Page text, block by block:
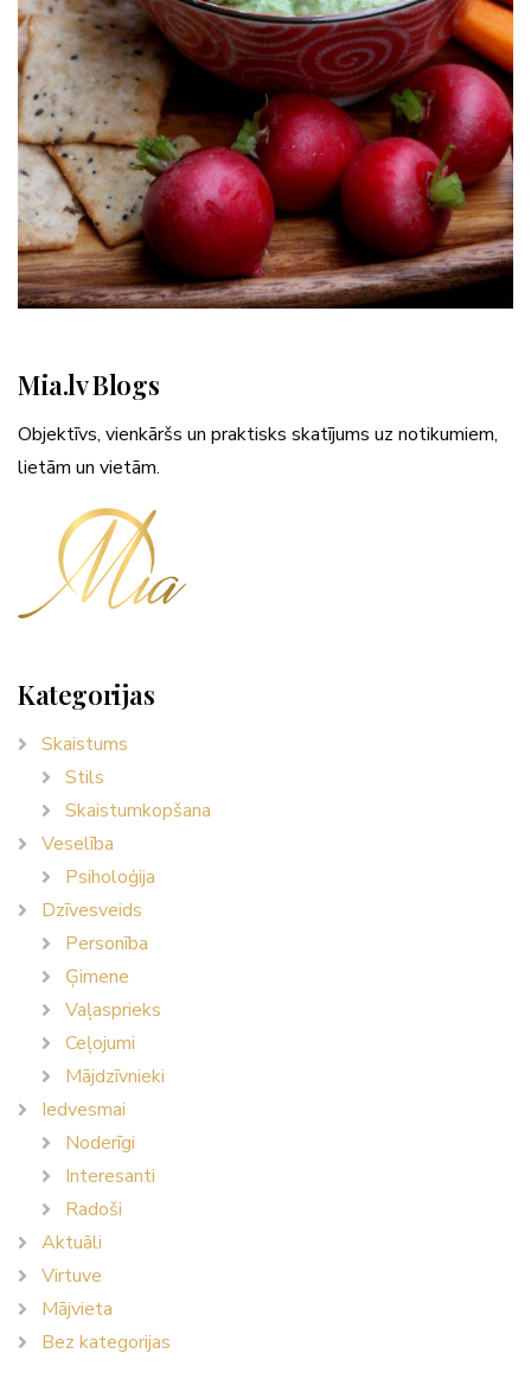
Mia.lv Blogs
Objektīvs, vienkāršs un praktisks skatījums uz notikumiem,
lietām un vietām.
Kategorijas
Skaistums
Stils
Skaistumkopšana
Veselība
Psiholoģija
Dzīvesveids
Personība
Ģimene
Vaļasprieks
Ceļojumi
Mājdzīvnieki
Iedvesmai
Noderīgi
Interesanti
Radoši
Aktuāli
Virtuve
Mājvieta
Bez kategorijas